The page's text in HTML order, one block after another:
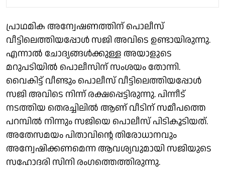
പ്രാഥമിക അന്വേഷണത്തിന് പൊലീസ്
വീട്ടിലെത്തിയപ്പോൾ സജി അവിടെ ഉണ്ടായിരുന്നു.
എന്നാൽ ചോദ്യങ്ങൾക്കുള്ള അയാളുടെ
മറുപടിയിൽ പൊലീസിന് സംശയം തോന്നി.
വൈകിട്ട് വീണ്ടും പൊലീസ് വീട്ടിലെത്തിയപ്പോൾ
സജി അവിടെ നിന്ന് രക്ഷപ്പെട്ടിരുന്നു. പിന്നീട്
നടത്തിയ തെരച്ചിലിൽ ആണ് വീടിന് സമീപത്തെ
പറമ്പിൽ നിന്നും സജിയെ പൊലീസ് പിടികൂടിയത്.
അതേസമയം പിതാവിൻ്റെ തിരോധാനവും
അന്വേഷിക്കണമെന്ന ആവശ്യവുമായി സജിയുടെ
സഹോദരി സിനി രംഗത്തെത്തിരുന്നു.